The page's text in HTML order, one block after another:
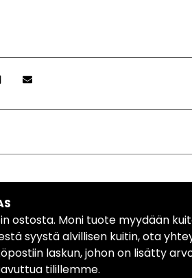
ostosta. Moni tuote myydään
syystä alvillisen kuitin, ota
laskun, johon on lisätty
tilillemme.